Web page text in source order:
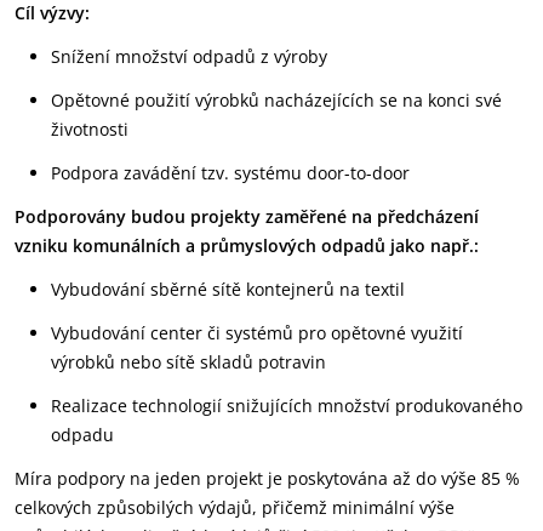
Cíl výzvy:
Snížení množství odpadů z výroby
Opětovné použití výrobků nacházejících se na konci své
životnosti
Podpora zavádění tzv. systému door-to-door
Podporovány budou projekty zaměřené na předcházení
vzniku komunálních a průmyslových odpadů jako např.:
Vybudování sběrné sítě kontejnerů na textil
Vybudování center či systémů pro opětovné využití
výrobků nebo sítě skladů potravin
Realizace technologií snižujících množství produkovaného
odpadu
Míra podpory na jeden projekt je poskytována až do výše 85 %
celkových způsobilých výdajů, přičemž minimální výše